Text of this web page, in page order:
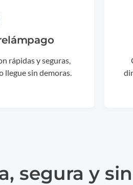
rápidas y seguras,
sin demoras.
segura y